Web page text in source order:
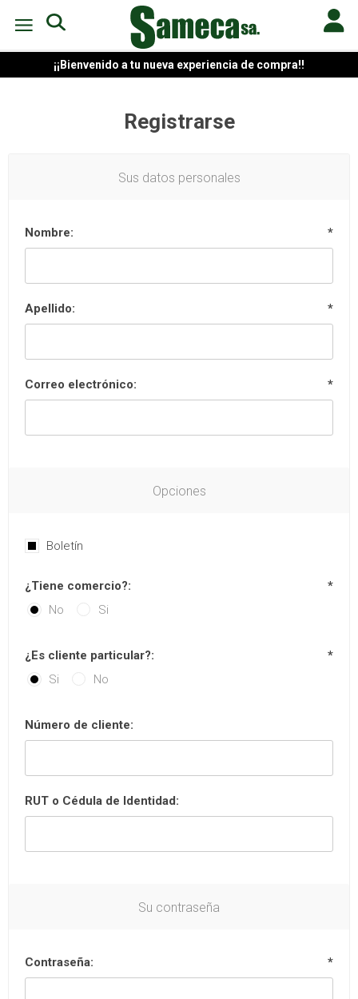
¡¡Bienvenido a tu nueva experiencia de compra!!
Registrarse
Sus datos personales
Nombre: *
Apellido: *
Correo electrónico: *
Opciones
Boletín
¿Tiene comercio?:
*
No
Si
¿Es cliente particular?:
*
Si
No
Número de cliente:
RUT o Cédula de Identidad:
Su contraseña
Contraseña: *